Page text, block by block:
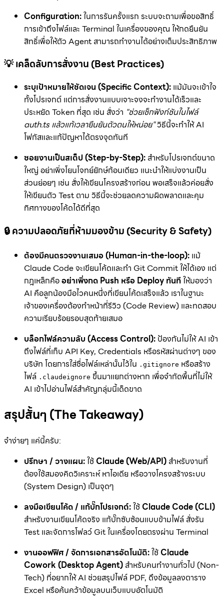
Configuration:ในการรันครั้งแรก ระบบจะถามเพื่อขอสิทธิ์
การเข้าถึงไฟล์และ Terminal ในเครื่องของคุณ ให้กดยืนยัน
สิทธิ์เพื่อให้ตัว Agent สามารถทำงานได้อย่างเต็มประสิทธิภาพ
💡 เคล็ดลับการสั่งงาน (Best Practices)
ระบุเป้าหมายให้ชัดเจน (Specific Context): แม้มันจะเข้าใจ
ทั้งโปรเจกต์ แต่การสั่งงานแบบเจาะจงจะทำงานได้เร็วและ
ประหยัด Token ที่สุด เช่น สั่งว่า "ช่วยเช็กฟังก์ชันในไฟล์
auth.ts แล้วแก้เวลายืนยันตัวตนให้หน่อย"วิธีนี้จะทำให้ AI
โฟกัสและแก้ปัญหาได้ตรงจุดทันที
ซอยงานเป็นสเต็ป (Step-by-Step): สำหรับโปรเจกต์ขนาด
ใหญ่ อย่าเพิ่งโยนโจทย์ยักษ์ก้อนเดียว แนะนำให้แบ่งงานเป็น
ส่วนย่อยๆ เช่น สั่งให้เขียนโครงสร้างก่อน พอเสร็จแล้วค่อยสั่ง
ให้เขียนตัว Test ตาม วิธีนี้จะช่วยลดความผิดพลาดและคุม
ทิศทางของโค้ดได้ดีที่สุด
🔒 ความปลอดภัยที่ห้ามมองข้าม (Security & Safety)
ต้องมีคนตรวจงานเสมอ (Human-in-the-loop): แม้
Claude Code จะเขียนโค้ดและทำ Git Commit ให้ได้เอง แต่
กฎเหล็กคืออย่าเพิ่งกด Push หรือ Deploy ทันทีให้มองว่า
AI คือลูกน้องมือไวคนหนึ่งที่เขียนโค้ดเสร็จแล้ว เราในฐานะ
เจ้าของเครื่องต้องทำหน้าที่รีวิว (Code Review) และทดสอบ
ความเรียบร้อยรอบสุดท้ายเสมอ
บล็อกไฟล์ความลับ (Access Control): ป้องกันไม่ให้ AI เข้า
ถึงไฟล์ที่เก็บ API Key, Credentials หรือรหัสผ่านต่างๆ ของ
บริษัท โดยการใส่ชื่อไฟล์เหล่านั้นไว้ใน .gitignore หรือสร้าง
ไฟล์ .claudeignore ขึ้นมาแยกต่างหาก เพื่อจำกัดพื้นที่ไม่ให้
AI เข้าไปอ่านไฟล์สำคัญกลุ่มนี้เด็ดขาด
สรุปสั้นๆ (The Takeaway)
จำง่ายๆ แค่นี้ครับ:
ปรึกษา / วางแผน:ใช้ Claude (Web/API) สำหรับงานที่
ต้องใช้สมองคิดวิเคราะห์ หาไอเดีย หรือวางโครงสร้างระบบ
(System Design) เป็นจุดๆ
ลงมือเขียนโค้ด / แก้บั๊กโปรเจกต์:ใช้ Claude Code (CLI)
สำหรับงานเขียนโค้ดจริง แก้บั๊กซับซ้อนแบบข้ามไฟล์ สั่งรัน
Test และจัดการโฟลว์ Git ในเครื่องโดยตรงผ่าน Terminal
งานออฟฟิศ / จัดการเอกสารอัตโนมัติ:ใช้ Claude
Cowork (Desktop Agent) สำหรับคนทำงานทั่วไป (Non-
Tech) ที่อยากให้ AI ช่วยสรุปไฟล์ PDF, ดึงข้อมูลลงตาราง
Excel หรือค้นคว้าข้อมูลบนเว็บแบบอัตโนมัติ